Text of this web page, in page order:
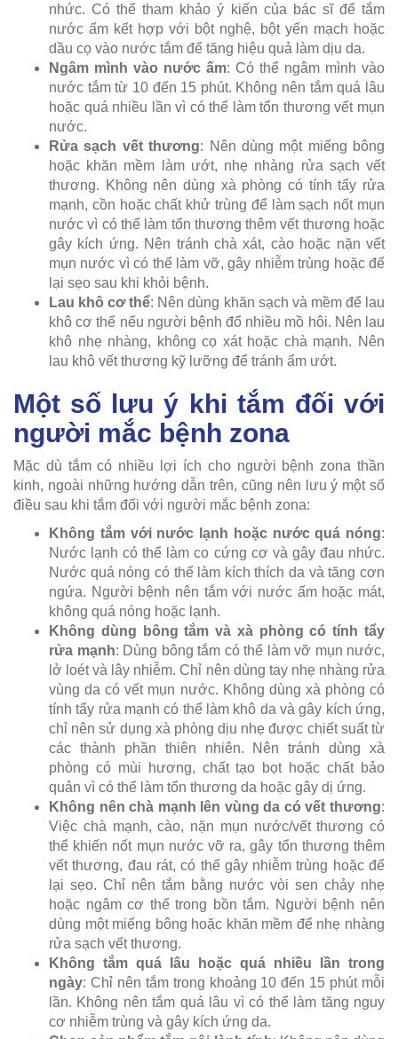
nhức. Có thể tham khảo ý kiến của bác sĩ để tắm
nước ấm kết hợp với bột nghệ, bột yến mạch hoặc
dầu cọ vào nước tắm để tăng hiệu quả làm dịu da.
Ngâm mình vào nước ấm: Có thể ngâm mình vào
nước tắm từ 10 đến 15 phút. Không nên tắm quá lâu
hoặc quá nhiều lần vì có thể làm tổn thương vết mụn
nước.
Rửa sạch vết thương: Nên dùng một miếng bông
hoặc khăn mềm làm ướt, nhẹ nhàng rửa sạch vết
thương. Không nên dùng xà phòng có tính tẩy rửa
mạnh, cồn hoặc chất khử trùng để làm sạch nốt mụn
nước vì có thể làm tổn thương thêm vết thương hoặc
gây kích ứng. Nên tránh chà xát, cào hoặc nặn vết
mụn nước vì có thể làm vỡ, gây nhiễm trùng hoặc để
lại sẹo sau khi khỏi bệnh.
Lau khô cơ thể: Nên dùng khăn sạch và mềm để lau
khô cơ thể nếu người bệnh đổ nhiều mồ hôi. Nên lau
khô nhẹ nhàng, không cọ xát hoặc chà mạnh. Nên
lau khô vết thương kỹ lưỡng để tránh ẩm ướt.
Một số lưu ý khi tắm đối với
người mắc bệnh zona
Mặc dù tắm có nhiều lợi ích cho người bệnh zona thần
kinh, ngoài những hướng dẫn trên, cũng nên lưu ý một số
điều sau khi tắm đối với người mắc bệnh zona:
Không tắm với nước lạnh hoặc nước quá nóng:
Nước lạnh có thể làm co cứng cơ và gây đau nhức.
Nước quá nóng có thể làm kích thích da và tăng cơn
ngứa. Người bệnh nên tắm với nước ấm hoặc mát,
không quá nóng hoặc lạnh.
Không dùng bông tắm và xà phòng có tính tẩy
rửa mạnh: Dùng bông tắm có thể làm vỡ mụn nước,
lở loét và lây nhiễm. Chỉ nên dùng tay nhẹ nhàng rửa
vùng da có vết mụn nước. Không dùng xà phòng có
tính tẩy rửa mạnh có thể làm khô da và gây kích ứng,
chỉ nên sử dụng xà phòng dịu nhẹ được chiết suất từ
các thành phần thiên nhiên. Nên tránh dùng xà
phòng có mùi hương, chất tạo bọt hoặc chất bảo
quản vì có thể làm tổn thương da hoặc gây dị ứng.
Không nên chà mạnh lên vùng da có vết thương:
Việc chà mạnh, cào, nặn mụn nước/vết thương có
thể khiến nốt mụn nước vỡ ra, gây tổn thương thêm
vết thương, đau rát, có thể gây nhiễm trùng hoặc để
lại sẹo. Chỉ nên tắm bằng nước vòi sen chảy nhẹ
hoặc ngâm cơ thể trong bồn tắm. Người bệnh nên
dùng một miếng bông hoặc khăn mềm để nhẹ nhàng
rửa sạch vết thương.
Không tắm quá lâu hoặc quá nhiều lần trong
ngày: Chỉ nên tắm trong khoảng 10 đến 15 phút mỗi
lần. Không nên tắm quá lâu vì có thể làm tăng nguy
cơ nhiễm trùng và gây kích ứng da.